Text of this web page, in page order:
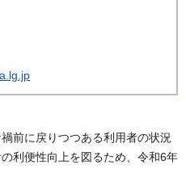
前に戻りつつある利用者の状況
利便性向上を図るため、令和6年